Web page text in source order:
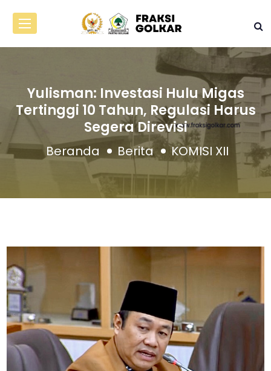
Yulisman: Investasi Hulu Migas
Tertinggi 10 Tahun, Regulasi Harus
Segera Direvisi
Beranda Berita KOMISI XII